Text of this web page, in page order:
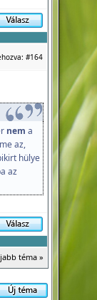
#164
nem a
az,
hülye
az
téma »